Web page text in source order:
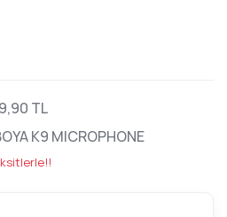
TL
K9 MICROPHONE